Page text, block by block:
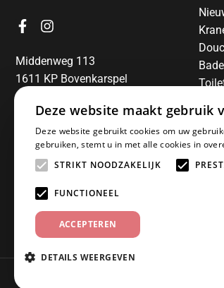
Middenweg 113
1611 KP Bovenkarspel
06-13850797
© 2025 Sanithuis
Deze website maakt gebruik
Deze website gebruikt cookies om uw
gebruiken, stemt u in met alle cookies in
STRIKT NOODZAKELIJK
FUNCTIONEEL
ACCEPTEREN
DETAILS WEERGEVEN